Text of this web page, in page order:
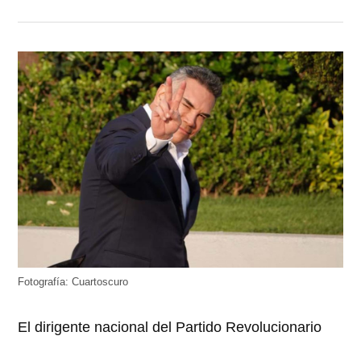
Fotografía: Cuartoscuro
El dirigente nacional del Partido Revolucionario